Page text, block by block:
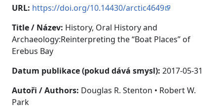
URL: https://doi.org/10.14430/arctic4649
Title / Název: History, Oral History and
Archaeology:Reinterpreting the “Boat Places” of
Erebus Bay
Datum publikace (pokud dává smysl): 2017-05-31
Autoři / Authors: Douglas R. Stenton • Robert W.
Park